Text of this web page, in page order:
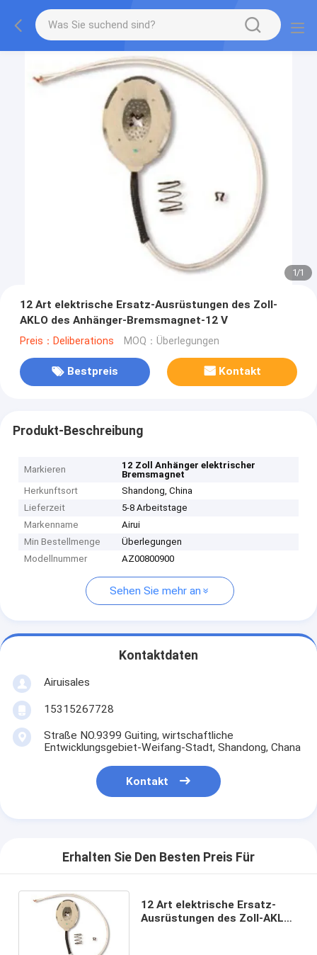
1/1
12 Art elektrische Ersatz-Ausrüstungen des Zoll-
AKLO des Anhänger-Bremsmagnet-12 V
Preis：Deliberations MOQ：Überlegungen
Bestpreis Kontakt
Produkt-Beschreibung
Markieren
12 Zoll Anhänger elektrischer
Bremsmagnet
Herkunftsort
Shandong, China
Lieferzeit
5-8 Arbeitstage
Markenname
Airui
Min Bestellmenge
Überlegungen
Modellnummer
AZ00800900
Sehen Sie mehr an
Kontaktdaten
Airuisales
15315267728
Straße NO.9399 Guiting, wirtschaftliche
Entwicklungsgebiet-Weifang-Stadt, Shandong, Chana
Kontakt
Erhalten Sie Den Besten Preis Für
12 Art elektrische Ersatz-
Ausrüstungen des Zoll-AKLO